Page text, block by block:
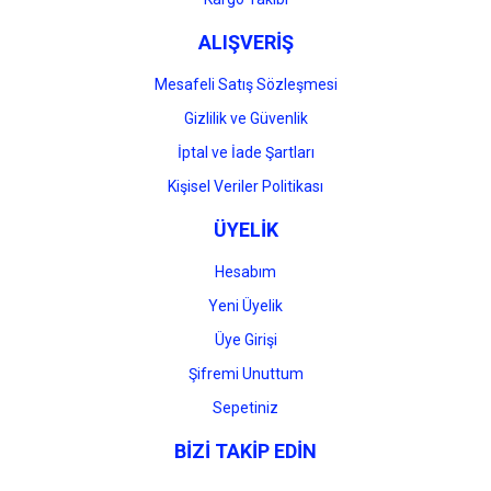
ALIŞVERİŞ
Mesafeli Satış Sözleşmesi
Gizlilik ve Güvenlik
İptal ve İade Şartları
Kişisel Veriler Politikası
ÜYELİK
Hesabım
Yeni Üyelik
Üye Girişi
Şifremi Unuttum
Sepetiniz
BİZİ TAKİP EDİN